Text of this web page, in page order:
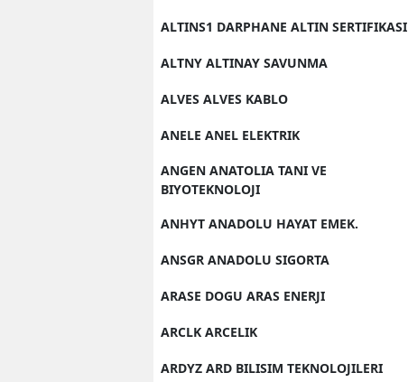
ALTINS1 DARPHANE ALTIN SERTIFIKASI
ALTNY ALTINAY SAVUNMA
ALVES ALVES KABLO
ANELE ANEL ELEKTRIK
ANGEN ANATOLIA TANI VE
BIYOTEKNOLOJI
ANHYT ANADOLU HAYAT EMEK.
ANSGR ANADOLU SIGORTA
ARASE DOGU ARAS ENERJI
ARCLK ARCELIK
ARDYZ ARD BILISIM TEKNOLOJILERI